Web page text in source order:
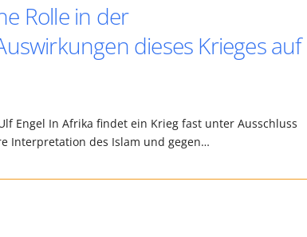
Rolle in der
dieses Krieges auf
Engel In Afrika findet ein Krieg fast unter Ausschluss
Interpretation des Islam und gegen…